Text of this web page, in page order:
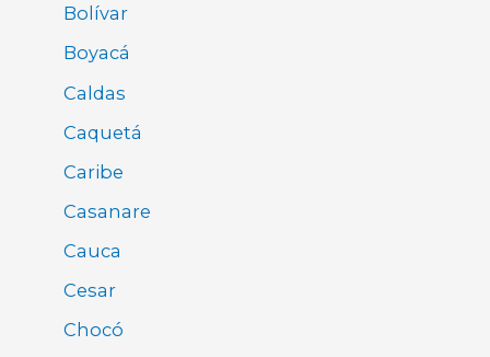
Bolívar
Boyacá
Caldas
Caquetá
Caribe
Casanare
Cauca
Cesar
Chocó